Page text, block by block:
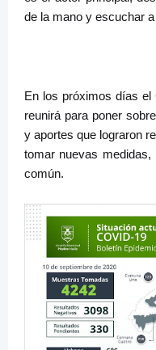
de la mano y escuchar
En los próximos días el
reunirá para poner
y aportes que lograron
tomar nuevas
común.